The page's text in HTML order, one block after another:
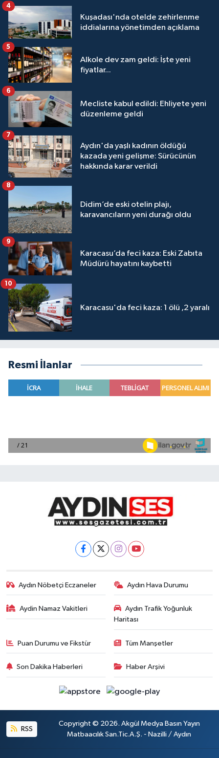
Kuşadası'nda otelde zehirlenme
iddialarına yönetimden açıklama
4
Alkole dev zam geldi: İşte yeni
fiyatlar...
5
Mecliste kabul edildi: Ehliyete yeni
düzenleme geldi
6
Aydın'da yaşlı kadının öldüğü
kazada yeni gelişme: Sürücünün
hakkında karar verildi
7
Didim’de eski otelin plajı,
karavancıların yeni durağı oldu
8
Karacasu’da feci kaza: Eski Zabıta
Müdürü hayatını kaybetti
9
Karacasu'da feci kaza: 1 ölü ,2 yaralı
10
Resmi İlanlar
Aydın Nöbetçi Eczaneler Aydın Hava Durumu
Aydin Namaz Vakitleri
Aydın Trafik Yoğunluk
Haritası
Puan Durumu ve Fikstür Tüm Manşetler
Son Dakika Haberleri Haber Arşivi
RSS
Copyright © 2026. Akgül Medya Basın Yayın
Matbaacılık San.Tic.A.Ş. - Nazilli / Aydın